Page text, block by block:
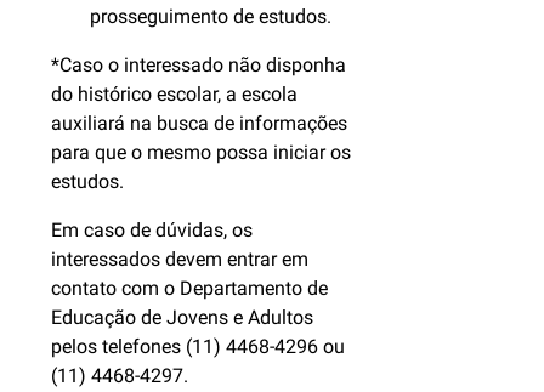
prosseguimento de estudos.
*Caso o interessado não disponha
do histórico escolar, a escola
auxiliará na busca de informações
para que o mesmo possa iniciar os
estudos.
Em caso de dúvidas, os
interessados devem entrar em
contato com o Departamento de
Educação de Jovens e Adultos
pelos telefones (11) 4468-4296 ou
(11) 4468-4297.